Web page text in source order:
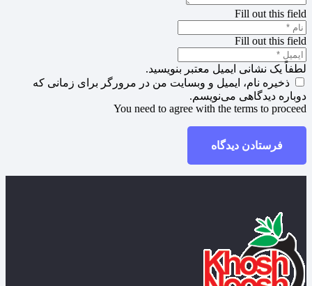
Fill out this field
Fill out this field
لطفاً یک نشانی ایمیل معتبر بنویسید.
ذخیره نام، ایمیل و وبسایت من در مرورگر برای زمانی که
دوباره دیدگاهی می‌نویسم.
You need to agree with the terms to proceed
فرستادن دیدگاه